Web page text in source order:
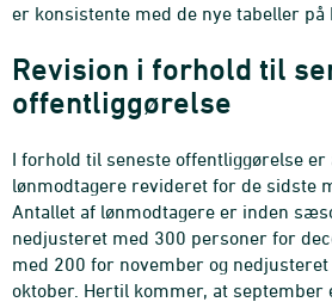
er konsistente med de nye tabeller på
Revision i forhold til
offentliggørelse
I forhold til seneste offentliggørelse er
lønmodtagere revideret for de sidste
Antallet af lønmodtagere er inden
nedjusteret med 300 personer for
med 200 for november og
oktober. Hertil kommer, at